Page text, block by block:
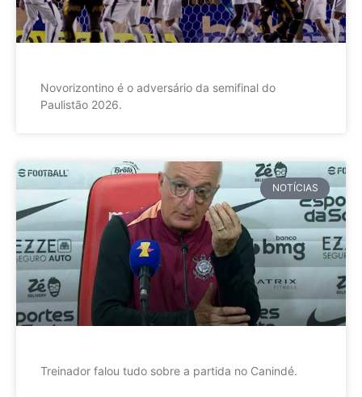
Novorizontino é o adversário da semifinal do
Paulistão 2026.
NOTÍCIAS
Treinador falou tudo sobre a partida no Canindé.